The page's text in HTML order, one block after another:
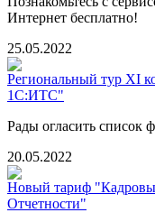
Интернет бесплатно!
25.05.2022
Региональный тур
1С:ИТС"
Рады огласить список
20.05.2022
Новый тариф
Отчетности"